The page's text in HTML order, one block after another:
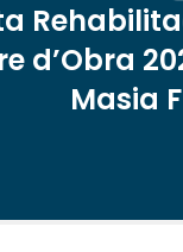
d’Obra
Masia